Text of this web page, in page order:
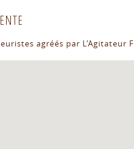
agréés par L’Agitateur